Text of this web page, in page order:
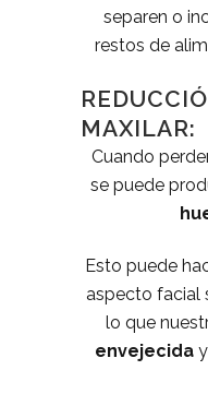
separen o
restos de
MAXILAR:
Cuando
se puede
Esto puede
aspecto facial
lo que
envejecida